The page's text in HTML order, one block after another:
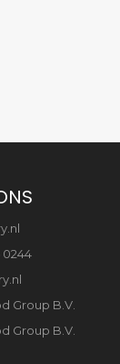
0244
Group B.V.
Group B.V.